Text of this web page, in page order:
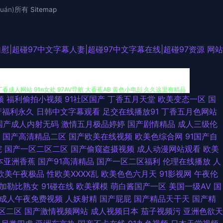
所有 Sitemap
|超碰97中文字幕人妻|超碰97中文字幕在线|超碰97资源 网站
利院 日本色色 偷拍一区二区 亚洲视频往址 97资源网站 第一福利在线
成人网站 91n女处 97AV导航 大香蕉AB 黄色小电彭 久久这里有精品
青青草 91丝袜稀缺资源 99激情 九九热99视频 青娱乐91国产 日韩无
成人国产精品 国产香蕉99 久久素人 欧美欧美 深夜影院a 伊人黄久久
品精品 欧美天天激情 日韩三级中文字幕 亭亭五月综合 伊人婷婷影院
福利偷拍小视频 91社区国产 丁香五月天堂 欧美变态一区 国
利永久 日韩中文字幕观看 足交在线播放91 丁香五月色网站
产成人内射无码 激情五月极品婷婷 国产剧情精品 成人三级伦
国产高清精品二区 国产欧美在线视频 欧美色综合网 91国产自
国产一区二区二区 国产偷窥盗摄视频 成人动漫网站观看 欧美
亚洲香蕉 国产91高清精品 国产一区二区福利 伦理在线播放 人
美午夜极品 性欧美ⅩⅩⅩⅩ乱 欧美色色六月天 91影视网 午夜伦
勒比熟女 91碰在线 欧美裸模 萌白酱国产一区 美国一级AV 国
人午夜免费视频 人妖射精 国产屁屁 国产精品天干天 国产精
二区 国产激情视频网站 成人视频日本 茄子视频污 亚洲色欲天